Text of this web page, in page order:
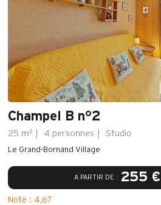
Champel B n°2
25 m² 4 personnes Studio
A PARTIR DE : 255 €
Le Grand-Bornand Village
Note : 4,67